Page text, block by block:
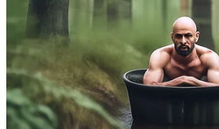
Surat Somasi Penyerobotan Tanah
Dengan Penjelasannya!
Tech · 2 years ago